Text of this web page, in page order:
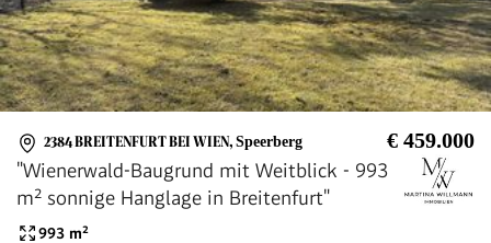
2384 BREITENFURT BEI WIEN, Speerberg € 459.000
"Wienerwald-Baugrund mit Weitblick - 993
m² sonnige Hanglage in Breitenfurt"
993 m²